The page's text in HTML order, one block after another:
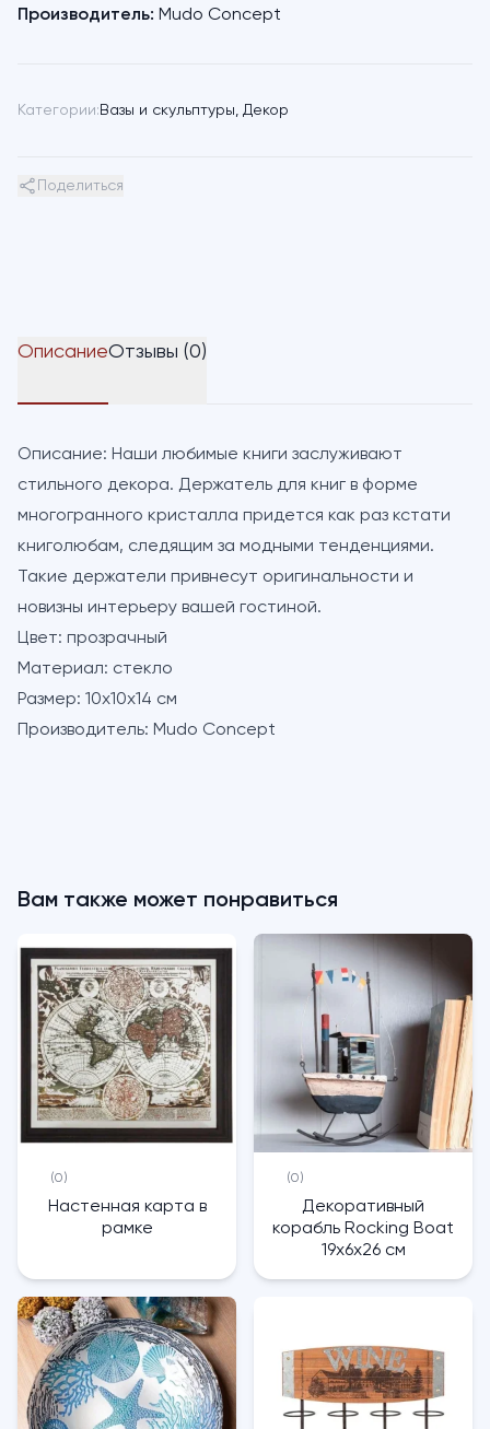
Производитель: Mudo Concept
Категории: Вазы и скульптуры, Декор
Поделиться
ОписаниеОтзывы (0)
Описание: Наши любимые книги заслуживают
стильного декора. Держатель для книг в форме
многогранного кристалла придется как раз кстати
книголюбам, следящим за модными тенденциями.
Такие держатели привнесут оригинальности и
новизны интерьеру вашей гостиной.
Цвет: прозрачный
Материал: стекло
Размер: 10х10х14 см
Производитель: Mudo Concept
Вам также может понравиться
(0)
Настенная карта в
рамке
(0)
Декоративный
корабль Rocking Boat
19х6х26 см